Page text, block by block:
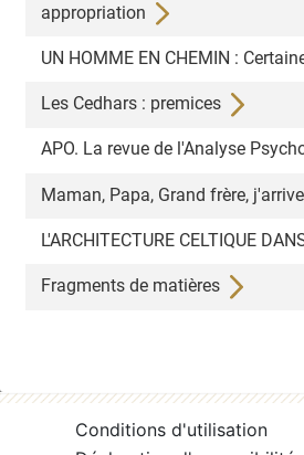
appropriation
UN HOMME EN CHEMIN :
Les Cedhars : premices
APO. La revue de l'Analyse
Maman, Papa, Grand frère, j'arrive
L'ARCHITECTURE CELTIQUE
Fragments de matières
Conditions d'utilisation